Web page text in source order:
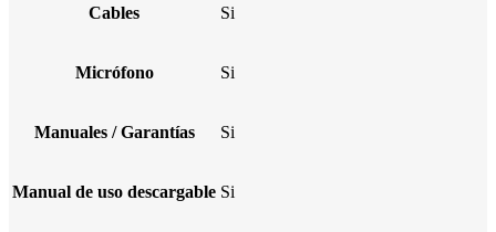
Cables Si
Micrófono Si
Manuales / Garantías Si
Manual de uso descargable Si